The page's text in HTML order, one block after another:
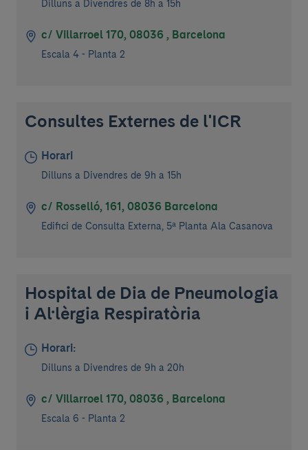
Dilluns a Divendres de 8h a 15h
c/ Villarroel 170, 08036 , Barcelona
Escala 4 - Planta 2
Consultes Externes de l'ICR
Horari
Dilluns a Divendres de 9h a 15h
c/ Rosselló, 161, 08036 Barcelona
Edifici de Consulta Externa, 5ª Planta Ala Casanova
Hospital de Dia de Pneumologia
i Al·lèrgia Respiratòria
Horari:
Dilluns a Divendres de 9h a 20h
c/ Villarroel 170, 08036 , Barcelona
Escala 6 - Planta 2